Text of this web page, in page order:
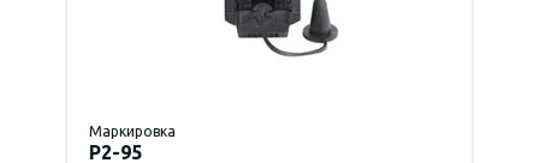
Маркировка
P2-95